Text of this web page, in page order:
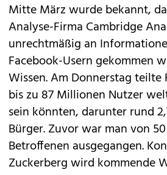
Mitte März wurde bekannt,
Analyse-Firma Cambridge
unrechtmäßig an
Facebook-Usern gekommen
Wissen. Am Donnerstag teilte
bis zu 87 Millionen Nutzer
sein könnten, darunter rund
Bürger. Zuvor war man von
Betroffenen ausgegangen.
Zuckerberg wird kommende